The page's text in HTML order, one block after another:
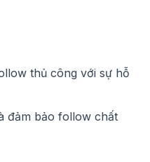
thủ công với sự hỗ
đảm bảo follow chất